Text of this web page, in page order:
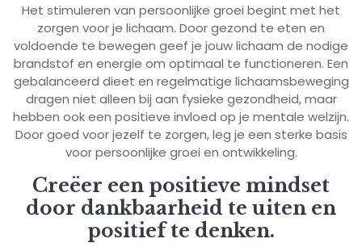
Het stimuleren van persoonlijke groei begint met het
zorgen voor je lichaam. Door gezond te eten en
voldoende te bewegen geef je jouw lichaam de nodige
brandstof en energie om optimaal te functioneren. Een
gebalanceerd dieet en regelmatige lichaamsbeweging
dragen niet alleen bij aan fysieke gezondheid, maar
hebben ook een positieve invloed op je mentale welzijn.
Door goed voor jezelf te zorgen, leg je een sterke basis
voor persoonlijke groei en ontwikkeling.
Creëer een positieve mindset
door dankbaarheid te uiten en
positief te denken.